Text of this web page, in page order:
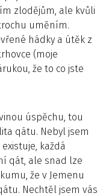
zlodějům, ale kvůli
uměním.
hádky a útěk z
(moje
že to co jste
úspěchu, tou
qátu. Nebyl jsem
každá
qát, ale snad lze
že v Jemenu
Nechtěl jsem vás